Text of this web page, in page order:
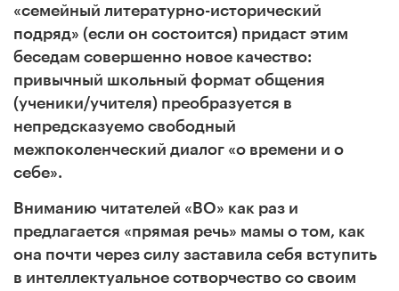
«семейный литературно-исторический
подряд» (если он состоится) придаст этим
беседам совершенно новое качество:
привычный школьный формат общения
(ученики/учителя) преобразуется в
непредсказуемо свободный
межпоколенческий диалог «о времени и о
себе».
Вниманию читателей «ВО» как раз и
предлагается «прямая речь» мамы о том, как
она почти через силу заставила себя вступить
в интеллектуальное сотворчество со своим